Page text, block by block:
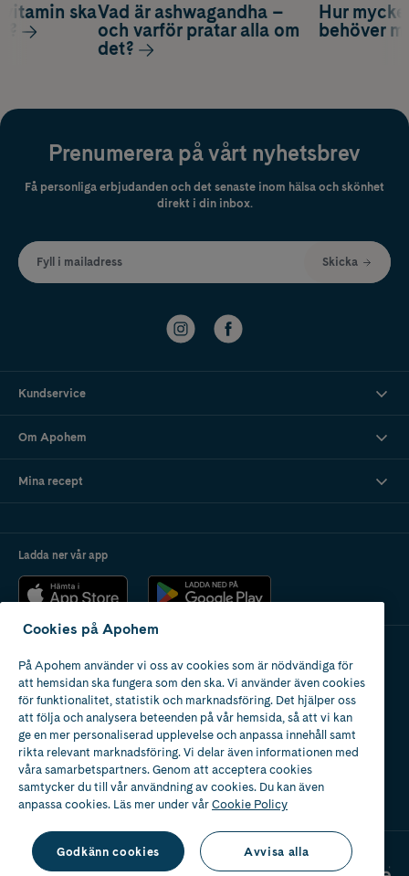
Hur
behöver
skaVad är ashwagandha –
och varför pratar alla om
det?
Prenumerera på vårt nyhetsbrev
Få personliga erbjudanden och det senaste inom hälsa och skönhet
direkt i din inbox.
Fyll i mailadress Skicka
Kundservice
Om Apohem
Mina recept
Ladda ner vår app
Apotek med tillstånd
av Läkemedelsverket
Cookies på Apohem
På Apohem använder vi oss av cookies som är nödvändiga för
att hemsidan ska fungera som den ska. Vi använder även cookies
för funktionalitet, statistik och marknadsföring. Det hjälper oss
att följa och analysera beteenden på vår hemsida, så att vi kan
ge en mer personaliserad upplevelse och anpassa innehåll samt
rikta relevant marknadsföring. Vi delar även informationen med
våra samarbetspartners. Genom att acceptera cookies
samtycker du till vår användning av cookies. Du kan även
anpassa cookies. Läs mer under vårCookie Policy
Godkänn cookies Avvisa alla